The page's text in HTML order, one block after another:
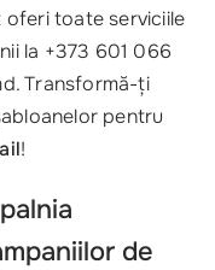
toate serviciile
la +373 601 066
Transformă-ți
pentru
!
palnia
de